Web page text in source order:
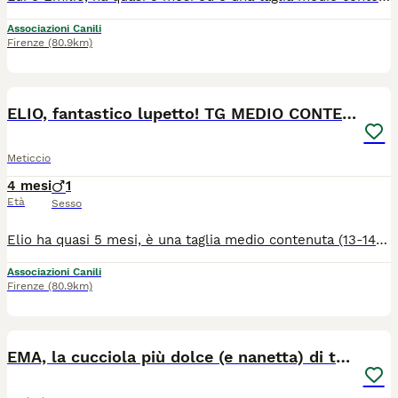
Associazioni Canili
Firenze (80.9km)
ELIO, fantastico lupetto! TG MEDIO CONTENUTA
Meticcio
4 mesi
Età
1
Sesso
Elio ha quasi 5 mesi, è una taglia medio contenuta (13-14kg da adulto) e con il suo mantello total black e le sue orecchie a punta è un lupetto versione mignon! Se vi piacciono i lupetti ma volete un cane di taglia più contenuta, lui è perfetto. Il suo carattere è un perfetto mix tra tenerezza ed energia scoppiettante: è un cucciolo dolce da morire e super coccolone ma è anche vivace, dinamico, giocherellone e furbo come una piccola volpe! E' intelligentissimo, curioso ed entusiasta di tutto, e proprio per questo la reclusione in box, senza possibilità di esplorare quel mondo che tanto ama, per Elio è una sofferenza. Non vede l'ora di avere qualcuno al sua fianco con cui condividere momenti di tenerezza, coccole, avventure, scoperte e divertimento. Ha tanto bisogno di un compagno di vita. E' un cucciolo formidabile e sarebbe un valore aggiunto ad una famiglia. Pensare che rischi di rimanere in canile ci distrugge, speriamo in un miracolo. - Qui mettiamo qualche foto ma se interessati contattateci e vi manderemo anche dei video, così potrete vederlo in tutta la sua simpatia e dolcezza). - Nelle prime foto potete vedere che aveva delle chiazze un po' spennacchiate. E' stato curato per un problema cutaneo (passeggero e NON contagioso) che ora è totalmente sconfitto, e il pelo è ricresciuto (come vedete nelle altre foto). Cerca casa in TOSCANA. Se siete interessati contattateci via WHATSAPP al 3890452494. Mandateci un messaggio di presentazione (raccontandoci un po' di voi, di dove vivrebbe e della vita che farebbe in vostra compagnia). Vi richiameremo.
Associazioni Canili
Firenze (80.9km)
EMA, la cucciola più dolce (e nanetta) di tutti!